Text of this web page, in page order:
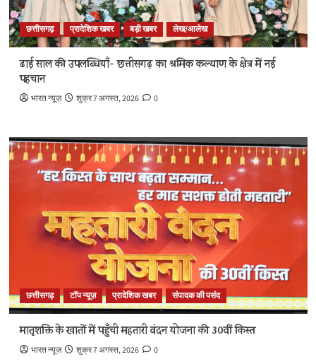
छत्तीसगढ़ प्रादेशिक खबर बड़ी खबर लेख/आलेख
ढाई साल की उपलब्धियाँ- छत्तीसगढ़ का श्रमिक कल्याण के क्षेत्र में नई
पहचान
भारत न्यूज़ शुक्र 7 अगस्त, 2026 0
छत्तीसगढ़ टॉप न्यूज़ प्रादेशिक खबर संपादक की पसंद
मातृशक्ति के खातों में पहुँची महतारी वंदन योजना की 30वीं किस्त
भारत न्यूज़ शुक्र 7 अगस्त, 2026 0